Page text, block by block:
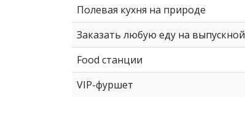
Полевая кухня на природе
Заказать любую еду на выпускной
Food станции
VIP-фуршет